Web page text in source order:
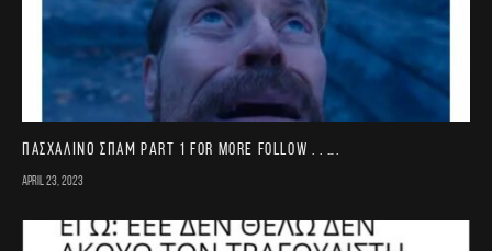
Πασχαλινό σπαμ part 1 For more follow . . ….
April 23, 2023